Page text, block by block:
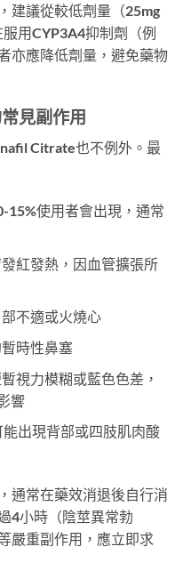
建議從較低劑量（25mg
用CYP3A4抑制劑（例
亦應降低劑量，避免藥物
見副作用
Citrate也不例外。最
15%使用者會出現，通常
紅發熱，因血管擴張所
不適或火燒心
時性鼻塞
視力模糊或藍色色差，
響
出現背部或四肢肌肉酸
通常在藥效消退後自行消
4小時（陰莖異常勃
嚴重副作用，應立即求